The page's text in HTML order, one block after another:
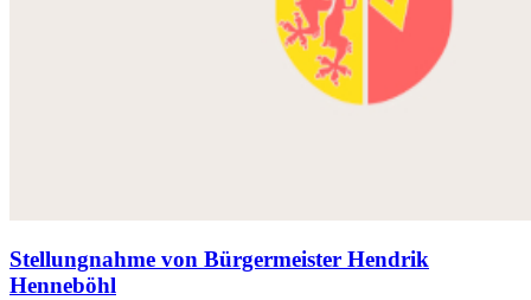
Stellungnahme von Bürgermeister Hendrik
Henneböhl